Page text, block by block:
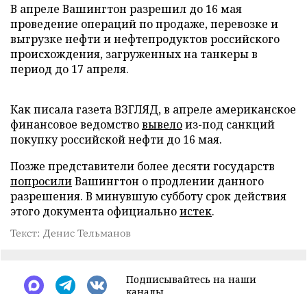
В апреле Вашингтон разрешил до 16 мая
проведение операций по продаже, перевозке и
выгрузке нефти и нефтепродуктов российского
происхождения, загруженных на танкеры в
период до 17 апреля.
Как писала газета ВЗГЛЯД, в апреле американское
финансовое ведомствовывелоиз-под санкций
покупку российской нефти до 16 мая.
Позже представители более десяти государств
попросилиВашингтон о продлении данного
разрешения. В минувшую субботу срок действия
этого документа официальноистек.
Текст: Денис Тельманов
Подписывайтесь на наши